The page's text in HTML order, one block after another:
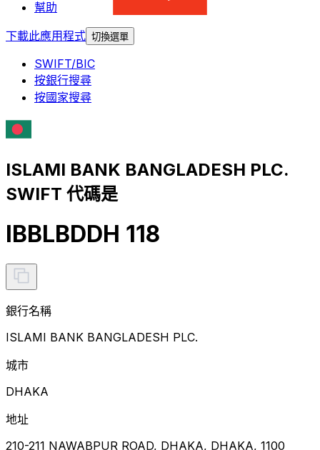
幫助
下載此應用程式 切換選單
SWIFT/BIC
按銀行搜尋
按國家搜尋
ISLAMI BANK BANGLADESH PLC.
SWIFT 代碼是
IBBLBDDH 118
銀行名稱
ISLAMI BANK BANGLADESH PLC.
城市
DHAKA
地址
210-211 NAWABPUR ROAD, DHAKA, DHAKA, 1100